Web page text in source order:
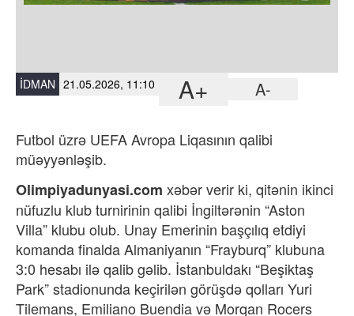
İDMAN 21.05.2026, 11:10 A+ A-
Futbol üzrə UEFA Avropa Liqasının qalibi
müəyyənləşib.
Olimpiyadunyasi.com xəbər verir ki, qitənin ikinci
nüfuzlu klub turnirinin qalibi İngiltərənin “Aston
Villa” klubu olub. Unay Emerinin başçılıq etdiyi
komanda finalda Almaniyanın “Frayburq” klubuna
3:0 hesabı ilə qalib gəlib. İstanbuldakı “Beşiktaş
Park” stadionunda keçirilən görüşdə qolları Yuri
Tilemans, Emiliano Buendia və Morqan Rocers